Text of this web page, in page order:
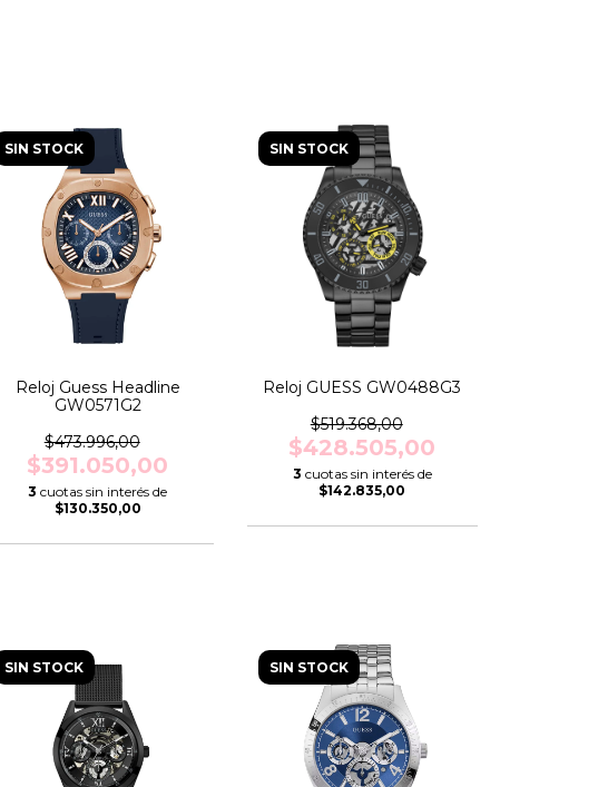
SIN STOCK
Reloj Guess Headline
GW0571G2
$473.996,00
$391.050,00
3 cuotas sin interés de
$130.350,00
SIN STOCK
Reloj GUESS GW0488G3
$519.368,00
$428.505,00
3 cuotas sin interés de
$142.835,00
SIN STOCK SIN STOCK